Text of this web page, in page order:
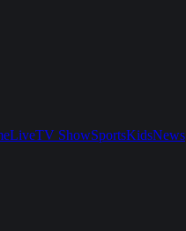
LiveTV ShowSportsKidsNews